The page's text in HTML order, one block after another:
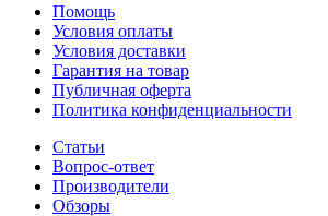
Помощь
Условия оплаты
Условия доставки
Гарантия на товар
Публичная оферта
Политика конфиденциальности
Статьи
Вопрос-ответ
Производители
Обзоры